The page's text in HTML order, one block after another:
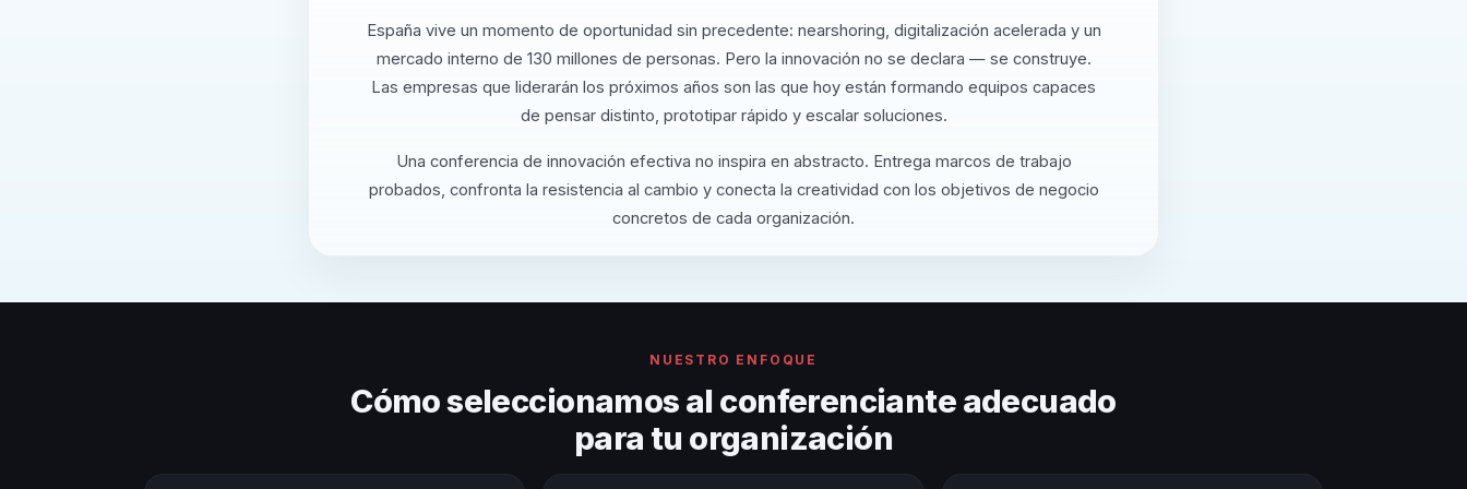
España vive un momento de oportunidad sin precedente: nearshoring, digitalización acelerada y un
mercado interno de 130 millones de personas. Pero la innovación no se declara — se construye.
Las empresas que liderarán los próximos años son las que hoy están formando equipos capaces
de pensar distinto, prototipar rápido y escalar soluciones.
Una conferencia de innovación efectiva no inspira en abstracto. Entrega marcos de trabajo
probados, confronta la resistencia al cambio y conecta la creatividad con los objetivos de negocio
concretos de cada organización.
NUESTRO ENFOQUE
Cómo seleccionamos al conferenciante adecuado
para tu organización